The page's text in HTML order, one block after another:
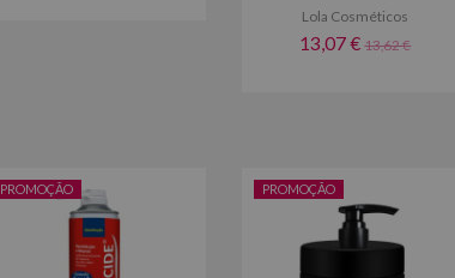
Lola Cosméticos
13,07 €13,62 €
PROMOÇÃO PROMOÇÃO